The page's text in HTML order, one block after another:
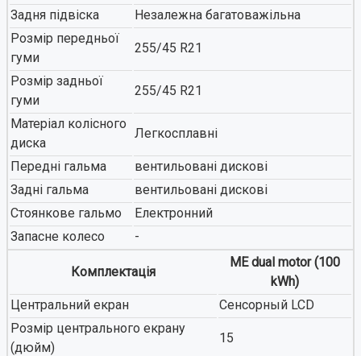
Задня підвіска
Незалежна багатоважільна
Розмір передньої
гуми
255/45 R21
Розмір задньої
гуми
255/45 R21
Матеріал колісного
диска
Легкосплавні
Передні гальма
вентильовані дискові
Задні гальма
вентильовані дискові
Стоянкове гальмо
Електронний
Запасне колесо
-
Комплектація
ME dual motor (100
kWh)
Центральний екран
Сенсорный LCD
Розмір центрального екрану
(дюйм)
15